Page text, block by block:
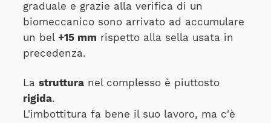
graduale e grazie alla verifica di un
biomeccanico sono arrivato ad accumulare
un bel +15 mm rispetto alla sella usata in
precedenza.
La strutturanel complesso è piuttosto
rigida.
L'imbottitura fa bene il suo lavoro, ma c'è